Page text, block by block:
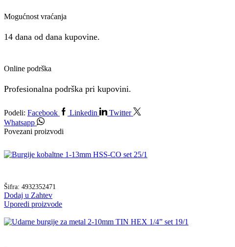
Mogućnost vraćanja
14 dana od dana kupovine.
Online podrška
Profesionalna podrška pri kupovini.
Podeli: Facebook Linkedin
Twitter
Whatsapp
Povezani proizvodi
Šifra: 4932352471
Dodaj u Zahtev
Uporedi proizvode